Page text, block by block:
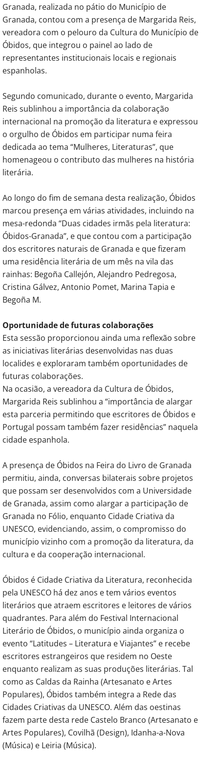
Granada, realizada no pátio do Município de
Granada, contou com a presença de Margarida Reis,
vereadora com o pelouro da Cultura do Município de
Óbidos, que integrou o painel ao lado de
representantes institucionais locais e regionais
espanholas.
Segundo comunicado, durante o evento, Margarida
Reis sublinhou a importância da colaboração
internacional na promoção da literatura e expressou
o orgulho de Óbidos em participar numa feira
dedicada ao tema “Mulheres, Literaturas”, que
homenageou o contributo das mulheres na história
literária.
Ao longo do fim de semana desta realização, Óbidos
marcou presença em várias atividades, incluindo na
mesa-redonda “Duas cidades irmãs pela literatura:
Óbidos-Granada”, e que contou com a participação
dos escritores naturais de Granada e que fizeram
uma residência literária de um mês na vila das
rainhas: Begoña Callejón, Alejandro Pedregosa,
Cristina Gálvez, Antonio Pomet, Marina Tapia e
Begoña M.
Oportunidade de futuras colaborações
Esta sessão proporcionou ainda uma reflexão sobre
as iniciativas literárias desenvolvidas nas duas
localides e exploraram também oportunidades de
futuras colaborações.
Na ocasião, a vereadora da Cultura de Óbidos,
Margarida Reis sublinhou a “importância de alargar
esta parceria permitindo que escritores de Óbidos e
Portugal possam também fazer residências” naquela
cidade espanhola.
A presença de Óbidos na Feira do Livro de Granada
permitiu, ainda, conversas bilaterais sobre projetos
que possam ser desenvolvidos com a Universidade
de Granada, assim como alargar a participação de
Granada no Fólio, enquanto Cidade Criativa da
UNESCO, evidenciando, assim, o compromisso do
município vizinho com a promoção da literatura, da
cultura e da cooperação internacional.
Óbidos é Cidade Criativa da Literatura, reconhecida
pela UNESCO há dez anos e tem vários eventos
literários que atraem escritores e leitores de vários
quadrantes. Para além do Festival Internacional
Literário de Óbidos, o município ainda organiza o
evento “Latitudes – Literatura e Viajantes” e recebe
escritores estrangeiros que residem no Oeste
enquanto realizam as suas produções literárias. Tal
como as Caldas da Rainha (Artesanato e Artes
Populares), Óbidos também integra a Rede das
Cidades Criativas da UNESCO. Além das oestinas
fazem parte desta rede Castelo Branco (Artesanato e
Artes Populares), Covilhã (Design), Idanha-a-Nova
(Música) e Leiria (Música).